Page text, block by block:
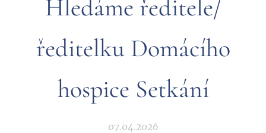
Hledáme ředitele/
ředitelku Domácího
hospice Setkání
07.04.2026